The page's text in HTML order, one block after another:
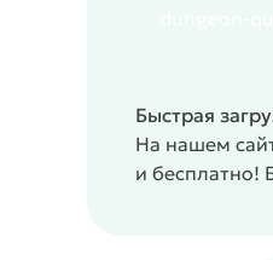
Быстрая
На нашем
и бесплатно!